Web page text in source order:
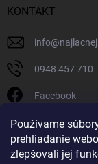
Používame
prehliadanie
zlepšovali jej
KONTAKT
info@
0948 457 710
Facebook
Youtube